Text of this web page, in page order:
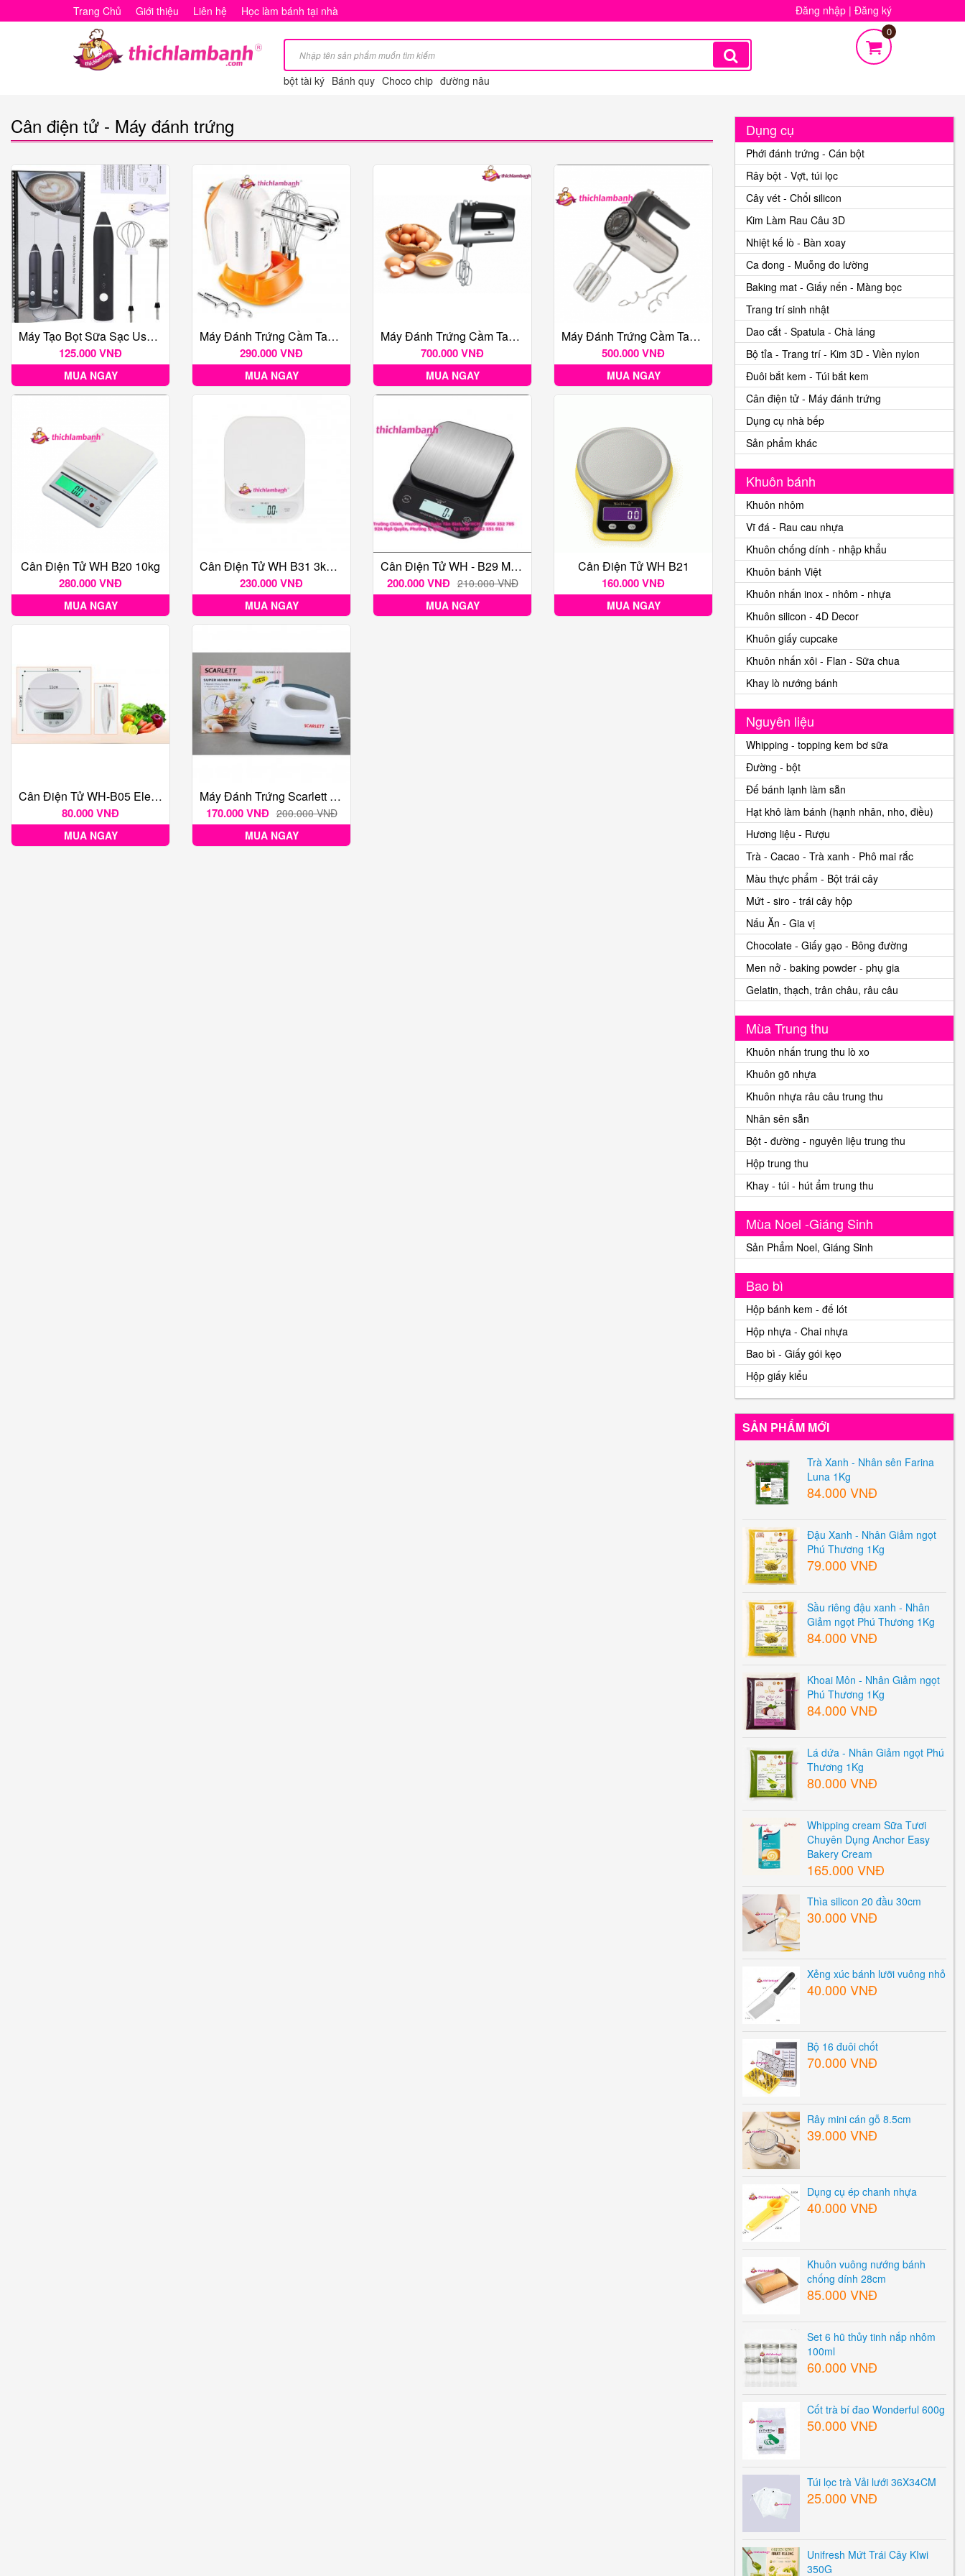
Cân
Máy
đánh
trứng
Trang Chủ Giới thiệu Liên hệ Học làm bánh tại nhà Đăng nhập | Đăng ký
bột tài ký Bánh quy Choco chip đường nâu
0
Cân điện tử - Máy đánh trứng
Máy Tạo Bọt Sữa Sạc Usb 2 Loại Đầu Khuấy Cafe Và Đánh Trứng
125.000 VNĐ
MUA NGAY
Máy Đánh Trứng Cầm Tay Netmego N38D 300W
290.000 VNĐ
MUA NGAY
Máy Đánh Trứng Cầm Tay Bluestone
700.000 VNĐ
MUA NGAY
Máy Đánh Trứng Cầm Tay Unitech HU-3110
500.000 VNĐ
MUA NGAY
Cân Điện Tử WH B20 10kg
280.000 VNĐ
MUA NGAY
Cân Điện Tử WH B31 3kg Tối Thiếu 0.1g
230.000 VNĐ
MUA NGAY
Cân Điện Tử WH - B29 Max 7kg
200.000 VNĐ 210.000 VNĐ
MUA NGAY
Cân Điện Tử WH B21
160.000 VNĐ
MUA NGAY
Cân Điện Tử WH-B05 Electronic
80.000 VNĐ
MUA NGAY
Máy Đánh Trứng Scarlett 180W
170.000 VNĐ 200.000 VNĐ
MUA NGAY
Dụng cụ
Phới đánh trứng - Cán bột
Rây bột - Vợt, túi lọc
Cây vét - Chổi silicon
Kim Làm Rau Câu 3D
Nhiệt kế lò - Bàn xoay
Ca đong - Muỗng đo lường
Baking mat - Giấy nến - Màng bọc
Trang trí sinh nhật
Dao cắt - Spatula - Chà láng
Bộ tỉa - Trang trí - Kim 3D - Viền nylon
Đuôi bắt kem - Túi bắt kem
Cân điện tử - Máy đánh trứng
Dụng cụ nhà bếp
Sản phẩm khác
Khuôn bánh
Khuôn nhôm
Vĩ đá - Rau cau nhựa
Khuôn chống dính - nhập khẩu
Khuôn bánh Việt
Khuôn nhấn inox - nhôm - nhựa
Khuôn silicon - 4D Decor
Khuôn giấy cupcake
Khuôn nhấn xôi - Flan - Sữa chua
Khay lò nướng bánh
Nguyên liệu
Whipping - topping kem bơ sữa
Đường - bột
Đế bánh lạnh làm sẵn
Hạt khô làm bánh (hạnh nhân, nho, điều)
Hương liệu - Rượu
Trà - Cacao - Trà xanh - Phô mai rắc
Màu thực phẩm - Bột trái cây
Mứt - siro - trái cây hộp
Nấu Ăn - Gia vị
Chocolate - Giấy gạo - Bông đường
Men nở - baking powder - phụ gia
Gelatin, thạch, trân châu, râu câu
Mùa Trung thu
Khuôn nhấn trung thu lò xo
Khuôn gõ nhựa
Khuôn nhựa râu câu trung thu
Nhân sên sẵn
Bột - đường - nguyên liệu trung thu
Hộp trung thu
Khay - túi - hút ẩm trung thu
Mùa Noel -Giáng Sinh
Sản Phẩm Noel, Giáng Sinh
Bao bì
Hộp bánh kem - đế lót
Hộp nhựa - Chai nhựa
Bao bì - Giấy gói kẹo
Hộp giấy kiểu
SẢN PHẨM MỚI
Trà Xanh - Nhân sên Farina
Luna 1Kg
84.000 VNĐ
Đậu Xanh - Nhân Giảm ngọt
Phú Thương 1Kg
79.000 VNĐ
Sầu riêng đậu xanh - Nhân
Giảm ngọt Phú Thương 1Kg
84.000 VNĐ
Khoai Môn - Nhân Giảm ngọt
Phú Thương 1Kg
84.000 VNĐ
Lá dứa - Nhân Giảm ngọt Phú
Thương 1Kg
80.000 VNĐ
Whipping cream Sữa Tươi
Chuyên Dụng Anchor Easy
Bakery Cream
165.000 VNĐ
Thìa silicon 20 đầu 30cm
30.000 VNĐ
Xẻng xúc bánh lưỡi vuông nhỏ
40.000 VNĐ
Bộ 16 đuôi chốt
70.000 VNĐ
Rây mini cán gỗ 8.5cm
39.000 VNĐ
Dụng cụ ép chanh nhựa
40.000 VNĐ
Khuôn vuông nướng bánh
chống dính 28cm
85.000 VNĐ
Set 6 hũ thủy tinh nắp nhôm
100ml
60.000 VNĐ
Cốt trà bí đao Wonderful 600g
50.000 VNĐ
Túi lọc trà Vải lưới 36X34CM
25.000 VNĐ
Unifresh Mứt Trái Cây KIwi
350G